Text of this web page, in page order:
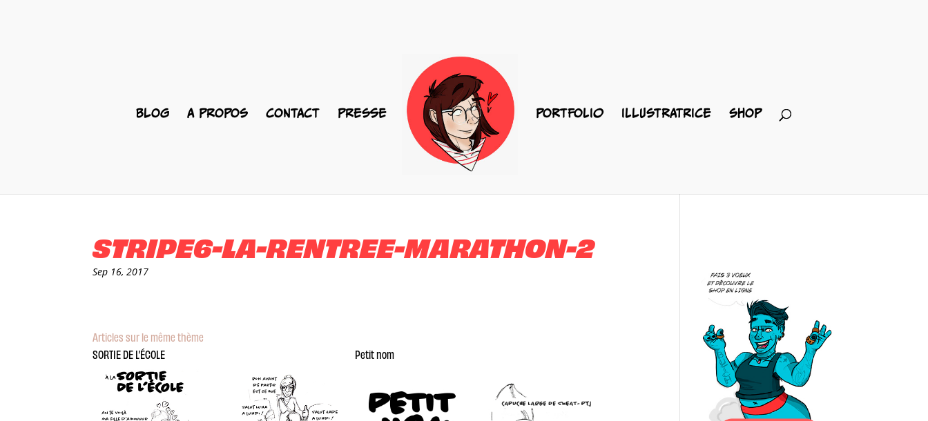
BLOG A PROPOS CONTACT PRESSE PORTFOLIO ILLUSTRATRICE SHOP
STRIPE6-LA-RENTREE-MARATHON-2
Sep 16, 2017
Articles sur le même thème
SORTIE DE L’ÉCOLE
Petit nom